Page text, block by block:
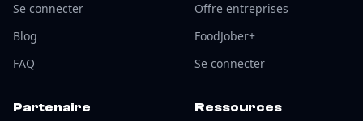
Se connecter
Blog
FAQ
Offre entreprises
FoodJober+
Se connecter
Partenaire Ressources